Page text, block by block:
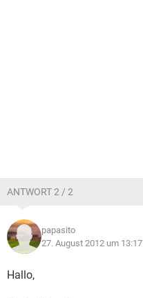
ANTWORT 2 / 2
papasito
27. August 2012 um 13:17
Hallo,